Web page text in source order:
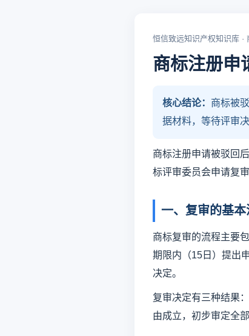
恒信致远知识产权知识库 ·
商标注册申
核心结论： 商标被
据材料，等待评审决
商标注册申请被驳回
标评审委员会申请复
一、复审的基本
商标复审的流程主要
期限内（15日）提出
决定。
复审决定有三种结果
由成立，初步审定全